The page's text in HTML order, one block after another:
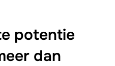
potentie
dan